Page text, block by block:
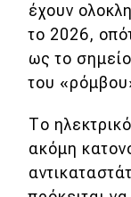
Ασφάλεια
Αγορά
Απόψεις
Test
έχουν
το 2026,
ως το
του
Το
ακόμη